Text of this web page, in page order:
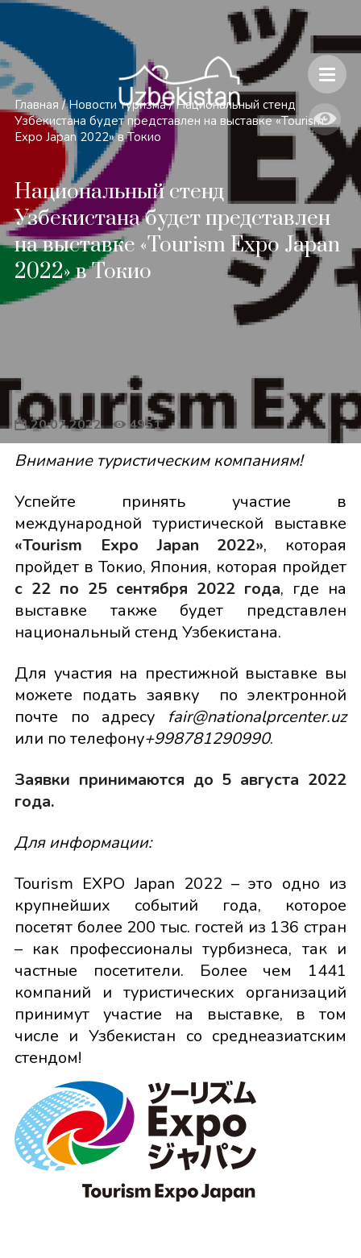
Безопасность и особенности путешествий по Узбекистану
Главная / Новости туризма / Национальный стенд
Узбекистана будет представлен на выставке «Tourism
Expo Japan 2022» в Токио
Национальный стенд
Узбекистана будет представлен
на выставке «Tourism Expo Japan
2022» в Токио
20.07.2022 4951
Внимание туристическим компаниям!
Успейте принять участие в
международной туристической выставке
«Tourism Expo Japan 2022», которая
пройдет в Токио, Япония, которая пройдет
с 22 по 25 сентября 2022 года, где на
выставке также будет представлен
национальный стенд Узбекистана.
Для участия на престижной выставке вы
можете подать заявку по электронной
почте по адресу fair@nationalprcenter.uz
или по телефону+998781290990.
Заявки принимаются до 5 августа 2022
года.
Для информации:
Tourism EXPO Japan 2022 – это одно из
крупнейших событий года, которое
посетят более 200 тыс. гостей из 136 стран
– как профессионалы турбизнеса, так и
частные посетители. Более чем 1441
компаний и туристических организаций
принимут участие на выставке, в том
числе и Узбекистан со среднеазиатским
стендом!